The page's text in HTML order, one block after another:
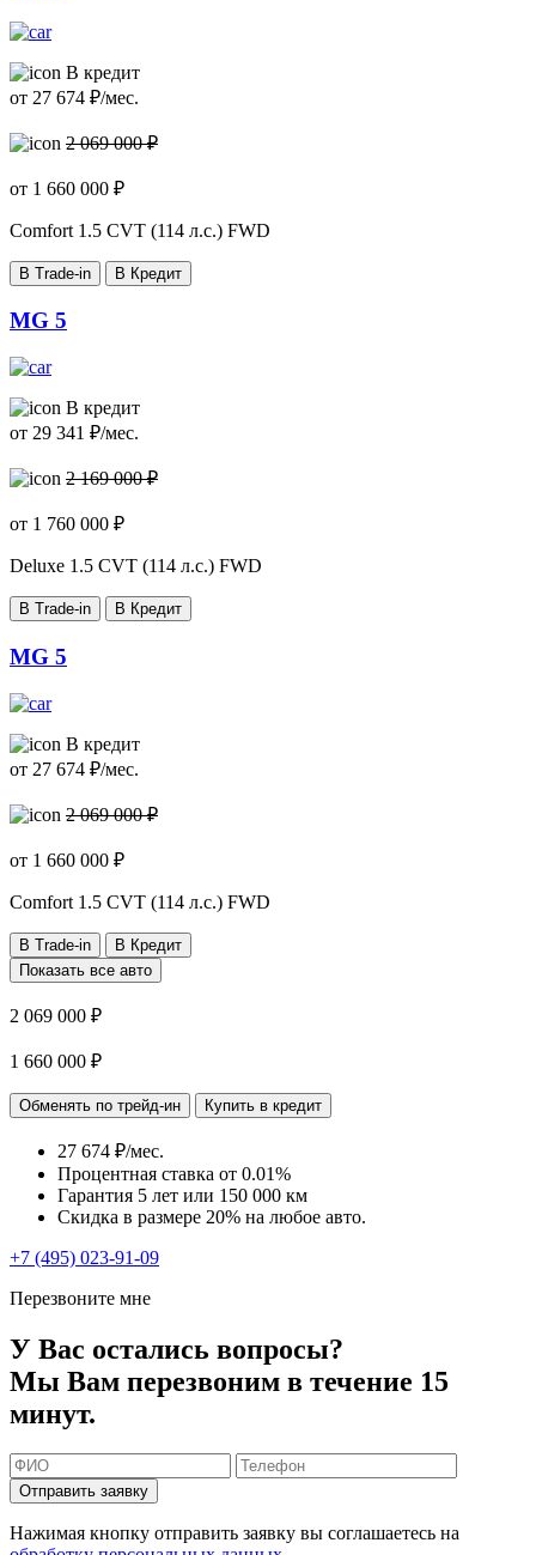
В кредит
от 27 674 ₽/мес.
2 069 000 ₽
от 1 660 000 ₽
Comfort 1.5 CVT (114 л.с.) FWD
В Trade-in В Кредит
MG 5
В кредит
от 29 341 ₽/мес.
2 169 000 ₽
от 1 760 000 ₽
Deluxe 1.5 CVT (114 л.с.) FWD
В Trade-in В Кредит
MG 5
В кредит
от 27 674 ₽/мес.
2 069 000 ₽
от 1 660 000 ₽
Comfort 1.5 CVT (114 л.с.) FWD
В Trade-in
В Кредит
Показать все авто
2 069 000 ₽
1 660 000 ₽
Обменять по трейд-ин Купить в кредит
27 674 ₽/мес.
Процентная ставка от 0.01%
Гарантия 5 лет или 150 000 км
Скидка в размере 20% на любое авто.
+7 (495) 023-91-09
Перезвоните мне
У Вас остались вопросы?
Мы Вам перезвоним в течение 15
минут.
Отправить заявку
Нажимая кнопку отправить заявку вы соглашаетесь на